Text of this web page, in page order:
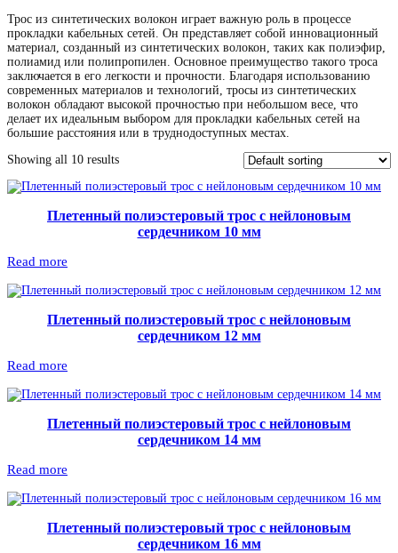
Трос из синтетических волокон играет важную роль в процессе
прокладки кабельных сетей. Он представляет собой инновационный
материал, созданный из синтетических волокон, таких как полиэфир,
полиамид или полипропилен. Основное преимущество такого троса
заключается в его легкости и прочности. Благодаря использованию
современных материалов и технологий, тросы из синтетических
волокон обладают высокой прочностью при небольшом весе, что
делает их идеальным выбором для прокладки кабельных сетей на
большие расстояния или в труднодоступных местах.
Showing all 10 results
Плетенный полиэстеровый трос с нейлоновым
сердечником 10 мм
Read more
Плетенный полиэстеровый трос с нейлоновым
сердечником 12 мм
Read more
Плетенный полиэстеровый трос с нейлоновым
сердечником 14 мм
Read more
Плетенный полиэстеровый трос с нейлоновым
сердечником 16 мм